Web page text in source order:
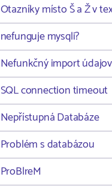
Otazníky místo Š a Ž v
nefunguje mysqli?
Nefunkčný import
SQL connection timeout
Nepřístupná Databáze
Problém s databázou
ProBlreM